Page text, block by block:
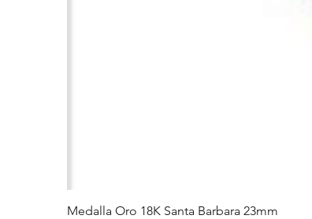
Medalla Oro 18K Santa Barbara 23mm